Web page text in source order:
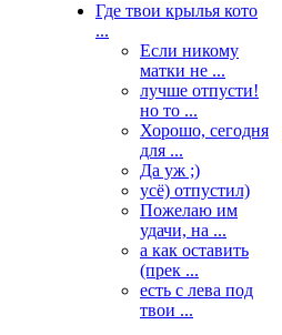
Где твои крылья кото
...
Если никому
матки не ...
лучше отпусти!
но то ...
Хорошо, сегодня
для ...
Да уж ;)
усё) отпустил)
Пожелаю им
удачи, на ...
а как оставить
(прек ...
есть с лева под
твои ...